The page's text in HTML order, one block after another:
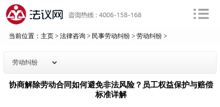
当前位置： 主页> 法律咨询 > 民事劳动纠纷> 劳动纠纷>
协商解除劳动合同如何避免非法风险？员工权益保护与赔偿
标准详解